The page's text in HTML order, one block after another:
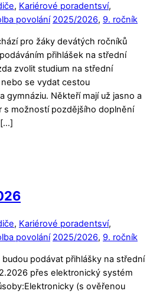
, Kariérové poradentsví,
povolání 2025/2026, 9. ročník
pro žáky devátých ročníků
přihlášek na střední
zvolit studium na střední
se vydat cestou
gymnáziu. Někteří mají už jasno a
s možností pozdějšího doplnění
[…]
, Kariérové poradentsví,
povolání 2025/2026, 9. ročník
podávat přihlášky na střední
přes elektronický systém
(s ověřenou